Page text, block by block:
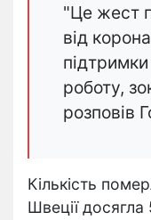
"Це жест
від
роботу,
розповів
Кількість
Швеції досягла